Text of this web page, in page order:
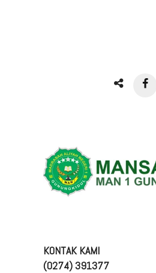
KONTAK KAMI
(0274) 391377